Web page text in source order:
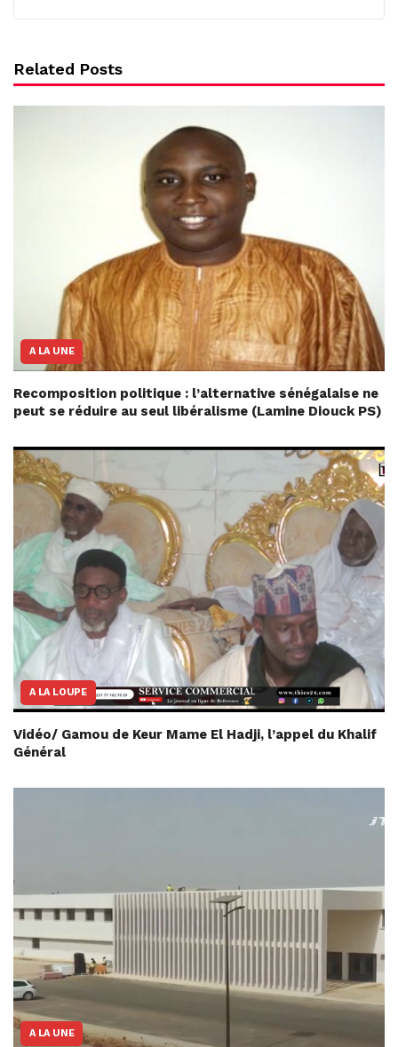
Related Posts
A LA UNE
Recomposition politique : l’alternative sénégalaise ne
peut se réduire au seul libéralisme (Lamine Diouck PS)
A LA LOUPE
Vidéo/ Gamou de Keur Mame El Hadji, l’appel du Khalif
Général
A LA UNE